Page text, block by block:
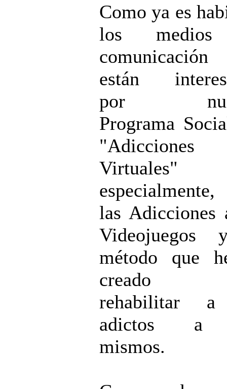
Como ya es
los
están
por
Programa
"Adicciones
las Adicciones
método que
creado
rehabilitar
adictos a
mismos.